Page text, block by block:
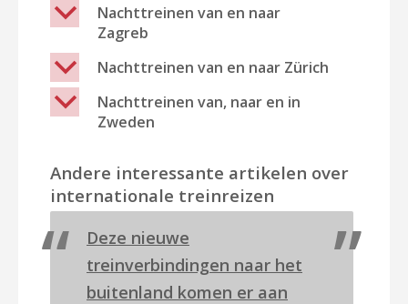
b
Nachttreinen van en naar
Zagreb
b Nachttreinen van en naar Zürich
b
Nachttreinen van, naar en in
Zweden
Andere interessante artikelen over
internationale treinreizen
Deze nieuwe
treinverbindingen naar het
buitenland komen er aan